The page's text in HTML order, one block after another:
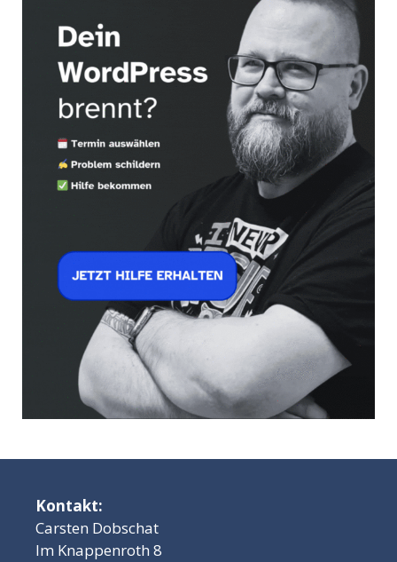
Kontakt:
Carsten Dobschat
Im Knappenroth 8